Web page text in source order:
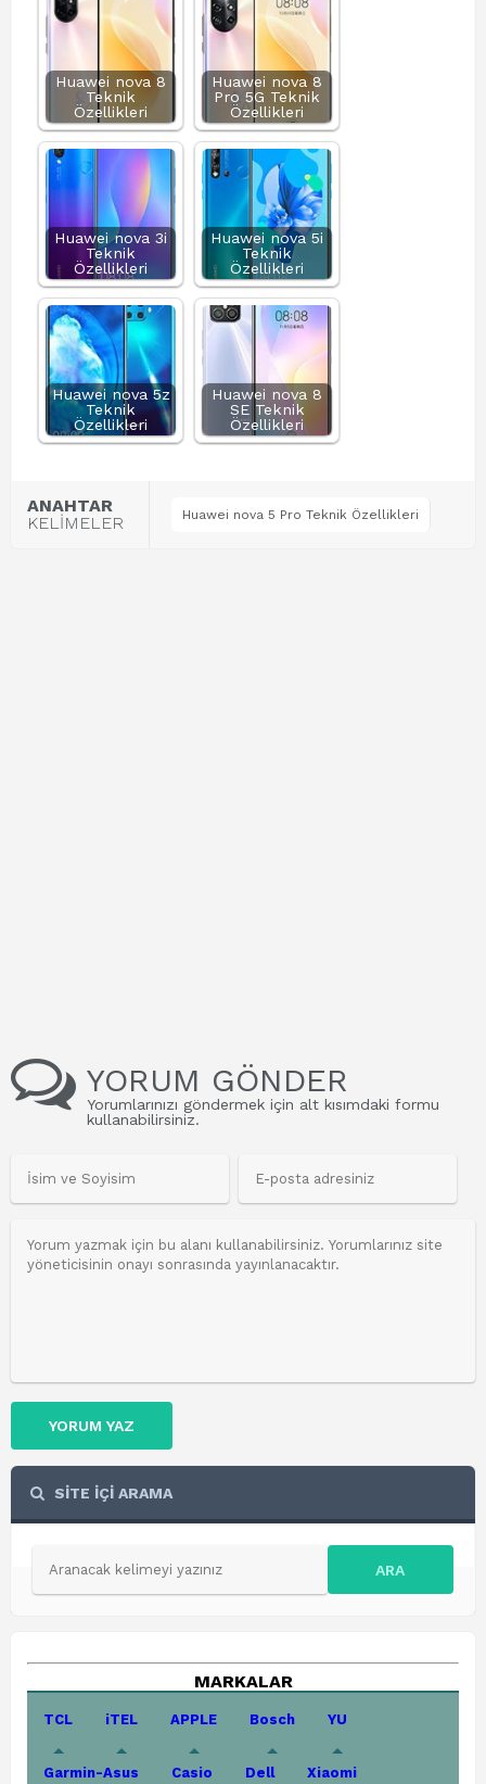
Huawei nova 8
Teknik
Özellikleri
Huawei nova 8
Pro 5G Teknik
Özellikleri
Huawei nova 3i
Teknik
Özellikleri
Huawei nova 5i
Teknik
Özellikleri
Huawei nova 5z
Teknik
Özellikleri
Huawei nova 8
SE Teknik
Özellikleri
ANAHTAR
KELİMELER
Huawei nova 5 Pro Teknik Özellikleri
YORUM GÖNDER
Yorumlarınızı göndermek için alt kısımdaki formu
kullanabilirsiniz.
YORUM YAZ
SİTE İÇİ ARAMA
ARA
MARKALAR
TCL iTEL APPLE Bosch YU
Garmin-Asus Casio Dell Xiaomi